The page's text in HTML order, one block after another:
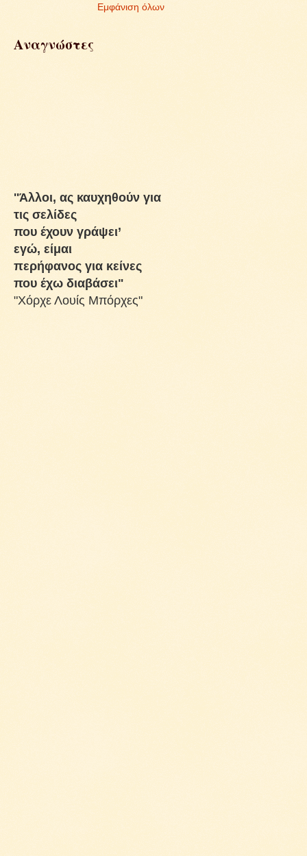
Εμφάνιση όλων
Αναγνώστες
''Άλλοι, ας καυχηθούν για
τις σελίδες
που έχουν γράψει’
εγώ, είμαι
περήφανος για κείνες
που έχω διαβάσει"
"Χόρχε Λουίς Μπόρχες"